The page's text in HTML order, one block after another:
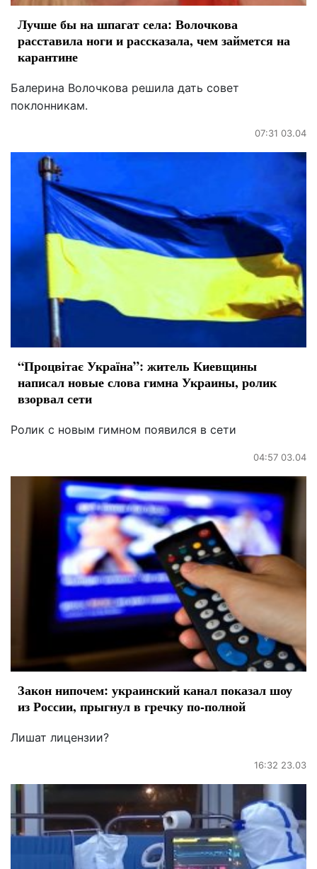
Лучше бы на шпагат села: Волочкова
расставила ноги и рассказала, чем займется на
карантине
Балерина Волочкова решила дать совет
поклонникам.
07:31 03.04
“Процвітає Україна”: житель Киевщины
написал новые слова гимна Украины, ролик
взорвал сети
Ролик с новым гимном появился в сети
04:57 03.04
Закон нипочем: украинский канал показал шоу
из России, прыгнул в гречку по-полной
Лишат лицензии?
16:32 23.03